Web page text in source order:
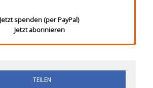
Jetzt spenden (per PayPal)
Jetzt abonnieren
TEILEN